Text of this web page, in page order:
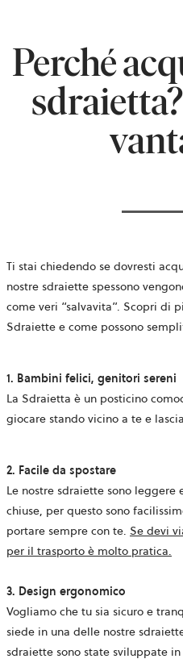
Perché
Ti stai chiedendo se dovresti
nostre sdraiette spessono
come veri “salvavita”. Scopri di
Sdraiette e come possono
1. Bambini felici, genitori sereni
La Sdraietta è un posticino
giocare stando vicino a te e
2. Facile da spostare
Le nostre sdraiette sono leggere
chiuse, per questo sono
portare sempre con te. Se devi
per il trasporto è molto pratica.
3. Design ergonomico
Vogliamo che tu sia sicuro e
siede in una delle nostre
sdraiette sono state sviluppate